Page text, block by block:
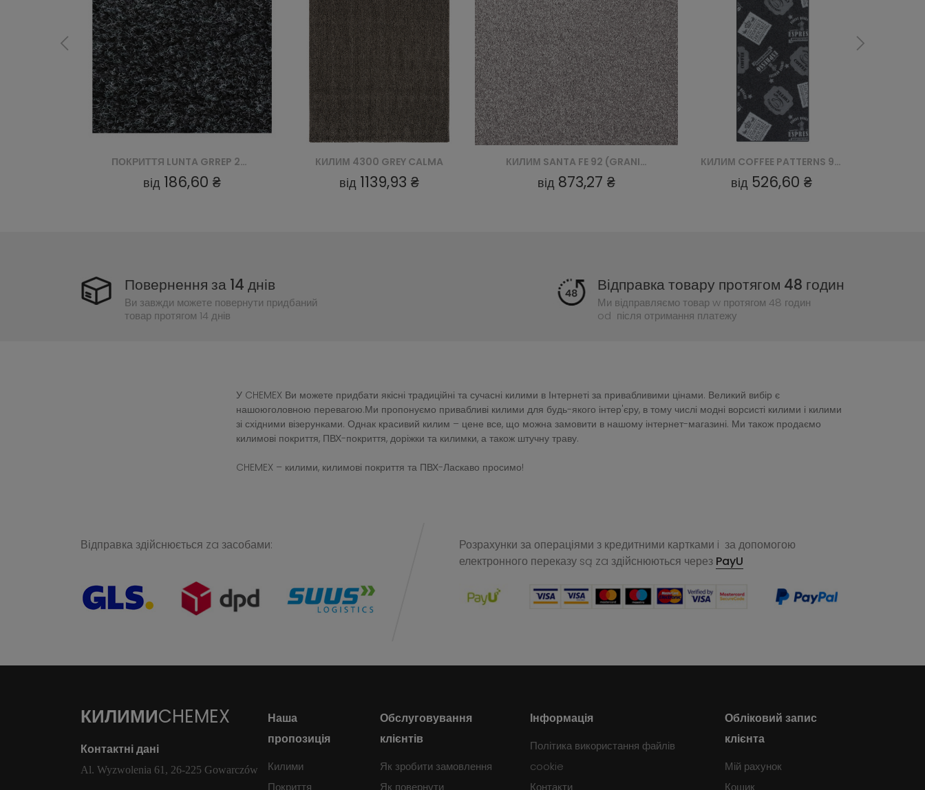
КИЛИМ 4300 GREY CALMA
1139,93 ₴
КИЛИМ SANTA FE 92 (GRANITE)
873,27 ₴
КИЛИМ COFFEE PATTERNS 95 (BASALT)
526,60 ₴
КИЛИМ PASKI GREY HIGH MONO 1PC
364,60 ₴
Повернення за 14 днів
Ви завжди можете повернути придбаний
товар протягом 14 днів
Відправка товару протягом 48 годин
Ми відправляємо товар w протягом 48 годин
od після отримання платежу
У CHEMEX Ви можете придбати якісні традиційні та сучасні килими в Інтернеті за привабливими цінами. Великий вибір є
нашоюголовною перевагою.Ми пропонуємо привабливі килими для будь-якого інтер'єру, в тому числі модні ворсисті килими і килими
зі східними візерунками. Однак красивий килим – цене все, що можна замовити в нашому інтернет-магазині. Ми також продаємо
килимові покриття, ПВХ-покриття, доріжки та килимки, а також штучну траву.
CHEMEX – килими, килимові покриття та ПВХ-Ласкаво просимо!
Відправка здійснюється za засобами:
Розрахунки за операціями з кредитними картками i за допомогою
електронного переказу są za здійснюються через PayU
КИЛИМИCHEMEX
Контактні дані
Al. Wyzwolenia 61, 26-225 Gowarczów
Наша
пропозиція
Килими
Покриття
Обслуговування
клієнтів
Як зробити замовлення
Як повернути
Інформація
Політика використання файлів
cookie
Контакти
Обліковий запис
клієнта
Мій рахунок
Кошик